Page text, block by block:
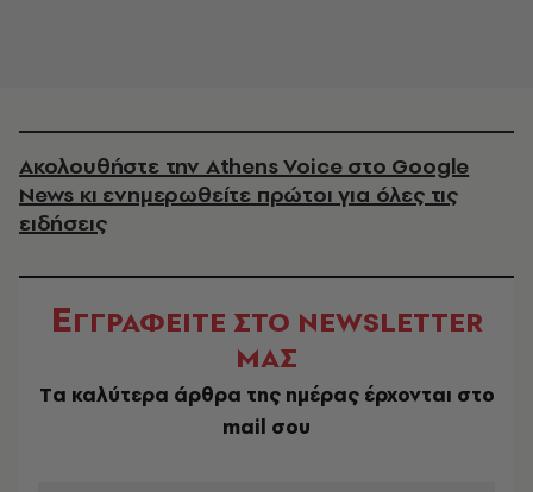
Ακολουθήστε την Athens Voice στο Google
News κι ενημερωθείτε πρώτοι για όλες τις
ειδήσεις
ΕΓΓΡΑΦΕΙΤΕ ΣΤΟ NEWSLETTER
ΜΑΣ
Tα καλύτερα άρθρα της ημέρας έρχονται στο
mail σου